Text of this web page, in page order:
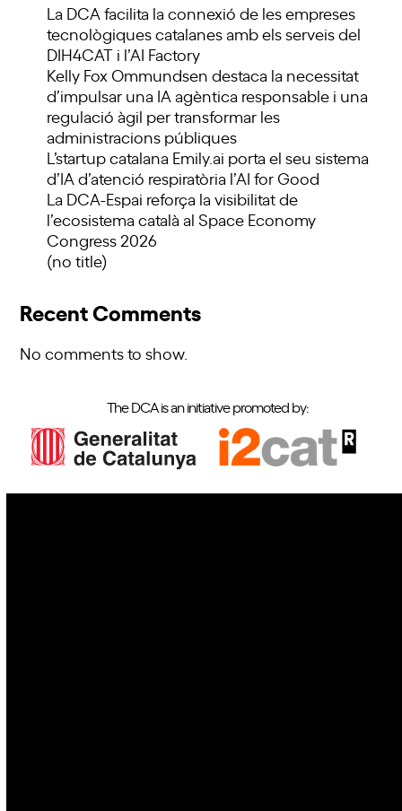
La DCA facilita la connexió de les empreses
tecnològiques catalanes amb els serveis del
DIH4CAT i l’AI Factory
Kelly Fox Ommundsen destaca la necessitat
d’impulsar una IA agèntica responsable i una
regulació àgil per transformar les
administracions públiques
L’startup catalana Emily.ai porta el seu sistema
d’IA d’atenció respiratòria l’AI for Good
La DCA-Espai reforça la visibilitat de
l’ecosistema català al Space Economy
Congress 2026
(no title)
Recent Comments
No comments to show.
The DCA is an initiative promoted by: